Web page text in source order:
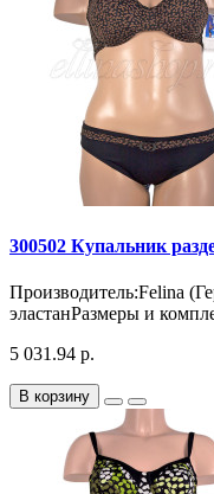
300502 Купальник
Производитель:Felina
эластанРазмеры и
5 031.94 р.
В корзину